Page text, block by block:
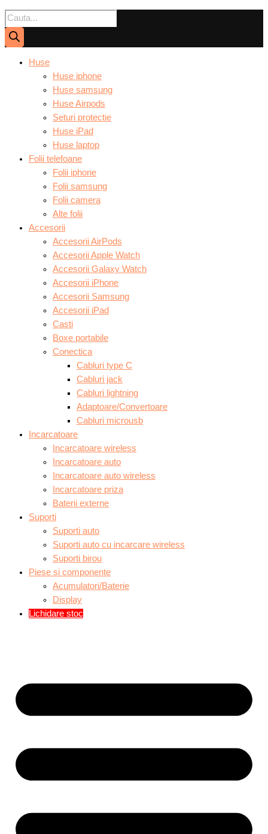
Huse
Huse iphone
Huse samsung
Huse Airpods
Seturi protectie
Huse iPad
Huse laptop
Folii telefoane
Folii iphone
Folii samsung
Folii camera
Alte folii
Accesorii
Accesorii AirPods
Accesorii Apple Watch
Accesorii Galaxy Watch
Accesorii iPhone
Accesorii Samsung
Accesorii iPad
Casti
Boxe portabile
Conectica
Cabluri type C
Cabluri jack
Cabluri lightning
Adaptoare/Convertoare
Cabluri microusb
Incarcatoare
Incarcatoare wireless
Incarcatoare auto
Incarcatoare auto wireless
Incarcatoare priza
Baterii externe
Suporti
Suporti auto
Suporti auto cu incarcare wireless
Suporti birou
Piese si componente
Acumulatori/Baterie
Display
Lichidare stoc